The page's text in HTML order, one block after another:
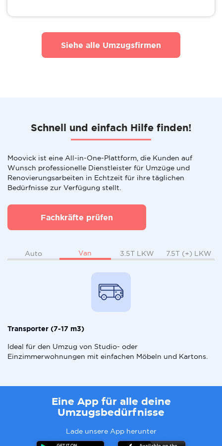
Siehe alle Umzugsfirmen
Schnell und einfach Hilfe finden!
Moovick ist eine All-in-One-Plattform, die Kunden auf
Wunsch professionelle Dienstleister für Umzüge und
Renovierungsarbeiten in Echtzeit für ihre täglichen
Bedürfnisse zur Verfügung stellt.
Fachkräfte prüfen
Auto Van 3.5T LKW 7.5T (+) LKW
Transporter (7-17 m3)
Ideal für den Umzug von Studio- oder
Einzimmerwohnungen mit einfachen Möbeln und Kartons.
Eine App für alle deine
Umzugsbedürfnisse
Lade unsere App herunter